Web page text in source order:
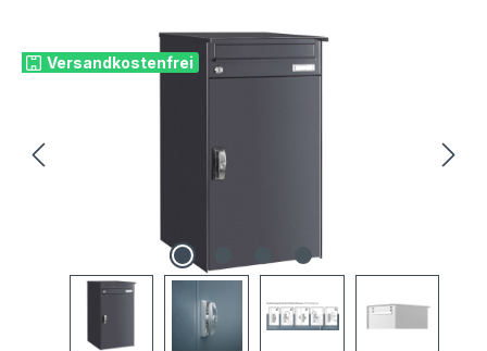
Versandkostenfrei